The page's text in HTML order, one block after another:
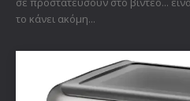
το κάνει ακόμη...